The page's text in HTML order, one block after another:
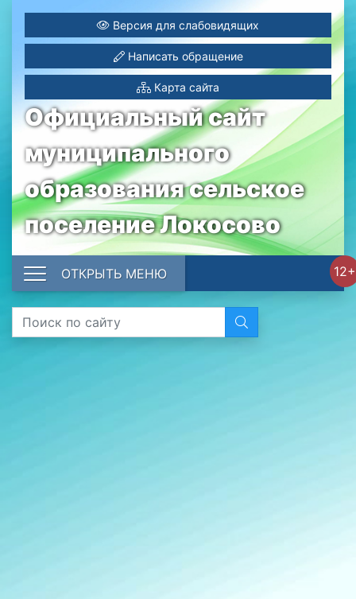
Официальный сайт
муниципального
образования сельское
поселение Локосово
Версия для слабовидящих
Написать обращение
Карта сайта
12+
ОТКРЫТЬ МЕНЮ